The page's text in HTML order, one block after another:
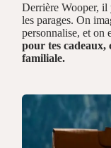
Derrière Wooper, il
les parages. On
personnalise, et
pour tes cadeaux,
familiale.